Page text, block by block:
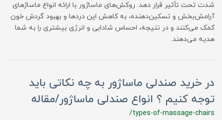
شدت تحت تأثیر قرار دهد. روکش‌های ماساژور با ارائه انواع ماساژهای
آرامش‌بخش و تسکین‌دهنده، به کاهش این دردها و بهبود گردش خون
کمک می‌کنند و در نتیجه، احساس شادابی و انرژی بیشتری را به شما
هدیه می‌دهند.
در خرید صندلی ماساژور به چه نکاتی باید
توجه کنیم ؟ انواع صندلی ماساژور/مقاله
/types-of-massage-chairs